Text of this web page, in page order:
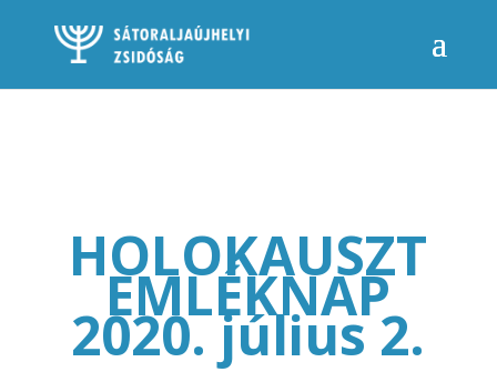
HOLOKAUSZT
EMLÉKNAP
2020. július 2.